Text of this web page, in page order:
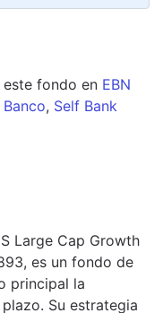
este fondo en EBN
, Self Bank
Large Cap Growth
es un fondo de
principal la
Su estrategia